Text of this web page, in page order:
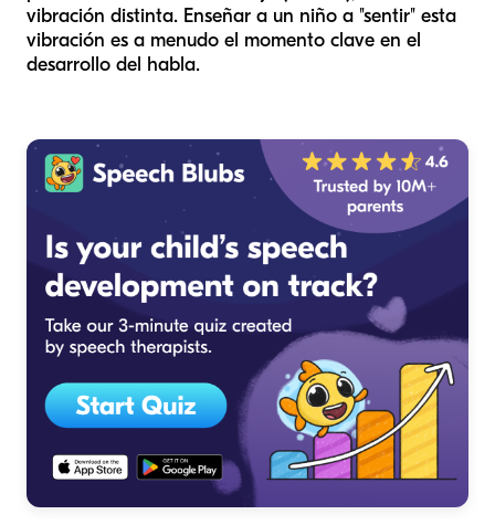
vibración distinta. Enseñar a un niño a "sentir" esta
vibración es a menudo el momento clave en el
desarrollo del habla.